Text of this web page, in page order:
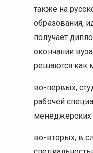
также на
образования,
получает
окончании
решаются как
во-первых,
рабочей
менеджерских
во-вторых, в